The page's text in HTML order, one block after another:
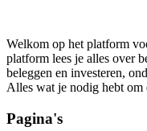
Welkom op het platform
platform lees je alles over
beleggen en investeren,
Alles wat je nodig hebt
Pagina's